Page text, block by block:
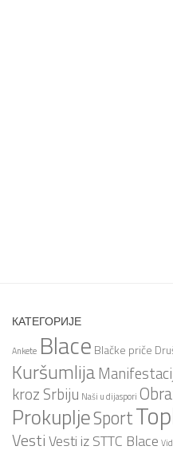
КАТЕГОРИЈЕ
Ankete Blace Blačke priče
Kuršumlija
kroz Srbiju Naši u dijaspori
ProkupljeSport
VestiVesti iz STTC Blace